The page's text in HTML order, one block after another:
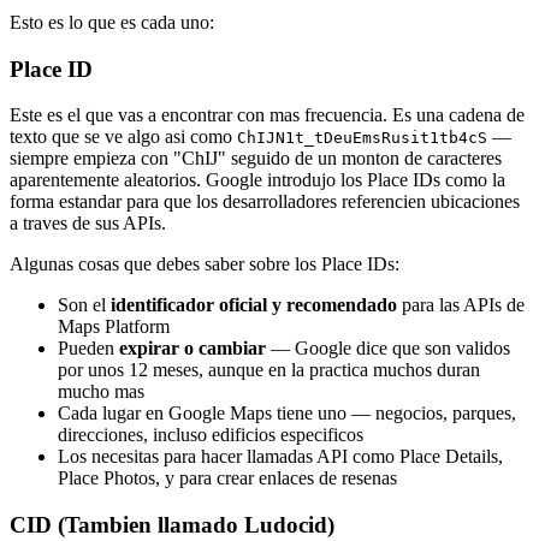
Esto es lo que es cada uno:
Place ID
Este es el que vas a encontrar con mas frecuencia. Es una cadena de
texto que se ve algo asi como ChIJN1t_tDeuEmsRusit1tb4cS —
siempre empieza con "ChIJ" seguido de un monton de caracteres
aparentemente aleatorios. Google introdujo los Place IDs como la
forma estandar para que los desarrolladores referencien ubicaciones
a traves de sus APIs.
Algunas cosas que debes saber sobre los Place IDs:
Son el identificador oficial y recomendado para las APIs de
Maps Platform
Pueden expirar o cambiar — Google dice que son validos
por unos 12 meses, aunque en la practica muchos duran
mucho mas
Cada lugar en Google Maps tiene uno — negocios, parques,
direcciones, incluso edificios especificos
Los necesitas para hacer llamadas API como Place Details,
Place Photos, y para crear enlaces de resenas
CID (Tambien llamado Ludocid)